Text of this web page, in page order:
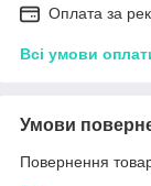
Оплата за
Всі умови
Умови
Повернення